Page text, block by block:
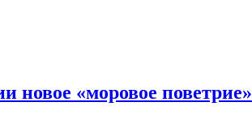
новое «моровое поветрие»